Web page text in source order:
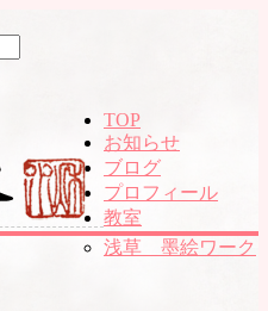
TOP
お知らせ
ブログ
プロフィール
教室
浅草 墨絵ワーク